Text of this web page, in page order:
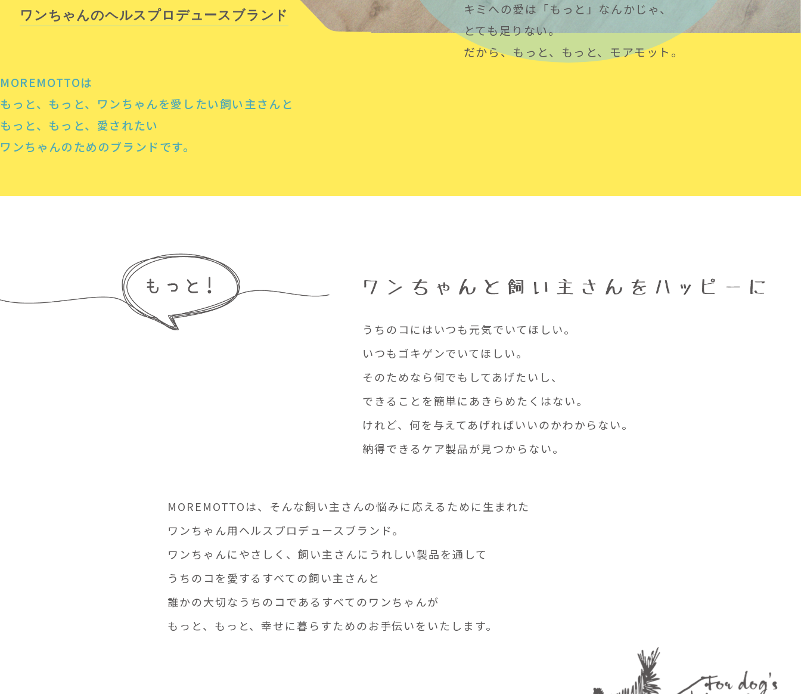
ワンちゃんのヘルスプロデュースブランド
MOREMOTTOは
もっと、もっと、ワンちゃんを愛したい飼い主さんと
もっと、もっと、愛されたい
ワンちゃんのためのブランドです。
キミへの愛は「もっと」なんかじゃ、
とても足りない。
だから、もっと、もっと、モアモット。
うちのコにはいつも元気でいてほしい。
いつもゴキゲンでいてほしい。
そのためなら何でもしてあげたいし、
できることを簡単にあきらめたくはない。
けれど、何を与えてあげればいいのかわからない。
納得できるケア製品が見つからない。
MOREMOTTOは、そんな飼い主さんの悩みに応えるために生まれた
ワンちゃん用ヘルスプロデュースブランド。
ワンちゃんにやさしく、飼い主さんにうれしい製品を通して
うちのコを愛するすべての飼い主さんと
誰かの大切なうちのコであるすべてのワンちゃんが
もっと、もっと、幸せに暮らすためのお手伝いをいたします。